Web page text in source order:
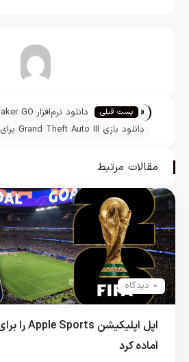
تیم تحریریه « پست قبلی
آیفون، آیپاد و آیپد دانلود بازی Grand Theft Auto III برای
مقالات مرتبط
0 دیدگاه
آماده کرد